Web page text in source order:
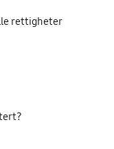
rettigheter